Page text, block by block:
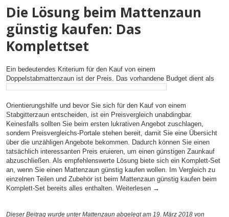
Die Lösung beim Mattenzaun
günstig kaufen: Das
Komplettset
Ein bedeutendes Kriterium für den Kauf von einem
Doppelstabmattenzaun ist der Preis. Das vorhandene Budget dient als
Orientierungshilfe und bevor Sie sich für den Kauf von einem
Stabgitterzaun entscheiden, ist ein Preisvergleich unabdingbar.
Keinesfalls sollten Sie beim ersten lukrativen Angebot zuschlagen,
sondern Preisvergleichs-Portale stehen bereit, damit Sie eine Übersicht
über die unzähligen Angebote bekommen. Dadurch können Sie einen
tatsächlich interessanten Preis eruieren, um einen günstigen Zaunkauf
abzuschließen. Als empfehlenswerte Lösung biete sich ein Komplett-Set
an, wenn Sie einen Mattenzaun günstig kaufen wollen. Im Vergleich zu
einzelnen Teilen und Zubehör ist beim Mattenzaun günstig kaufen beim
Komplett-Set bereits alles enthalten. Weiterlesen →
Dieser Beitrag wurde unterMattenzaun abgelegt am 19. März 2018 von